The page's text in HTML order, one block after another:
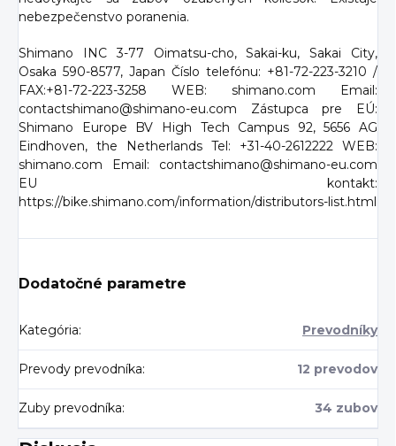
nebezpečenstvo poranenia.
Shimano INC 3-77 Oimatsu-cho, Sakai-ku, Sakai City,
Osaka 590-8577, Japan Číslo telefónu: +81-72-223-3210 /
FAX:+81-72-223-3258 WEB: shimano.com Email:
contactshimano@shimano-eu.com Zástupca pre EÚ:
Shimano Europe BV High Tech Campus 92, 5656 AG
Eindhoven, the Netherlands Tel: +31-40-2612222 WEB:
shimano.com Email: contactshimano@shimano-eu.com
EU kontakt:
https://bike.shimano.com/information/distributors-list.html
Dodatočné parametre
Kategória: Prevodníky
Prevody prevodníka: 12 prevodov
Zuby prevodníka: 34 zubov